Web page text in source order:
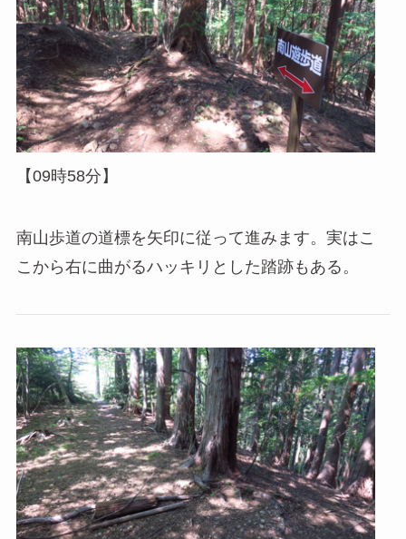
【09時58分】
南山歩道の道標を矢印に従って進みます。実はこ
こから右に曲がるハッキリとした踏跡もある。